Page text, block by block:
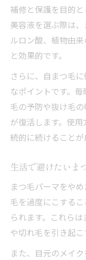
補修と保護を目的と
美容液を選ぶ際は
ルロン酸、植物由
と効果的です。
さらに、自まつ毛
なポイントです。
毛の予防や抜け毛
が復活します。使
続的に続けることが
生活で避けたいま
まつ毛パーマをや
毛を過度にこする
られます。これら
や切れ毛を引き起こ
また、目元のメイ